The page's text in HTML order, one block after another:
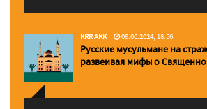
KRR AKK 09.06.2024, 18:56
Русские мусульмане на
pазвеивая мифы о